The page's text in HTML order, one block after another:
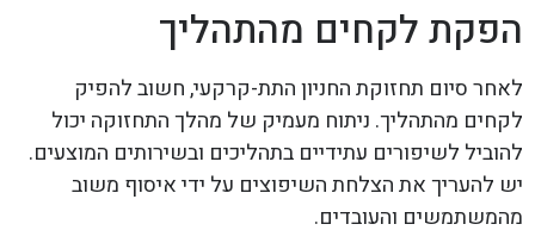
הפקת לקחים מהתהליך
לאחר סיום תחזוקת החניון התת-קרקעי, חשוב להפיק
לקחים מהתהליך. ניתוח מעמיק של מהלך התחזוקה יכול
להוביל לשיפורים עתידיים בתהליכים ובשירותים המוצעים.
יש להעריך את הצלחת השיפוצים על ידי איסוף משוב
מהמשתמשים והעובדים.